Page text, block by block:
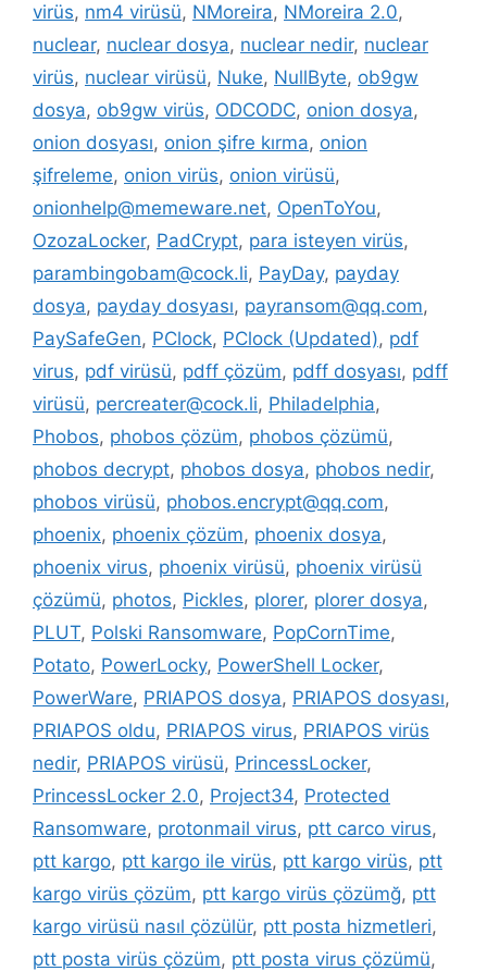
virüs, nm4 virüsü, NMoreira, NMoreira 2.0,
nuclear, nuclear dosya, nuclear nedir, nuclear
virüs, nuclear virüsü, Nuke, NullByte, ob9gw
dosya, ob9gw virüs, ODCODC, onion dosya,
onion dosyası, onion şifre kırma, onion
şifreleme, onion virüs, onion virüsü,
onionhelp@memeware.net, OpenToYou,
OzozaLocker, PadCrypt, para isteyen virüs,
parambingobam@cock.li, PayDay, payday
dosya, payday dosyası, payransom@qq.com,
PaySafeGen, PClock, PClock (Updated), pdf
virus, pdf virüsü, pdff çözüm, pdff dosyası, pdff
virüsü, percreater@cock.li, Philadelphia,
Phobos, phobos çözüm, phobos çözümü,
phobos decrypt, phobos dosya, phobos nedir,
phobos virüsü, phobos.encrypt@qq.com,
phoenix, phoenix çözüm, phoenix dosya,
phoenix virus, phoenix virüsü, phoenix virüsü
çözümü, photos, Pickles, plorer, plorer dosya,
PLUT, Polski Ransomware, PopCornTime,
Potato, PowerLocky, PowerShell Locker,
PowerWare, PRIAPOS dosya, PRIAPOS dosyası,
PRIAPOS oldu, PRIAPOS virus, PRIAPOS virüs
nedir, PRIAPOS virüsü, PrincessLocker,
PrincessLocker 2.0, Project34, Protected
Ransomware, protonmail virus, ptt carco virus,
ptt kargo, ptt kargo ile virüs, ptt kargo virüs, ptt
kargo virüs çözüm, ptt kargo virüs çözümğ, ptt
kargo virüsü nasıl çözülür, ptt posta hizmetleri,
ptt posta virüs çözüm, ptt posta virus çözümü,